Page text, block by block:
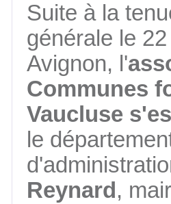
Suite à la
générale le
Avignon, l'
Communes
Vaucluse
le
Reynard ,